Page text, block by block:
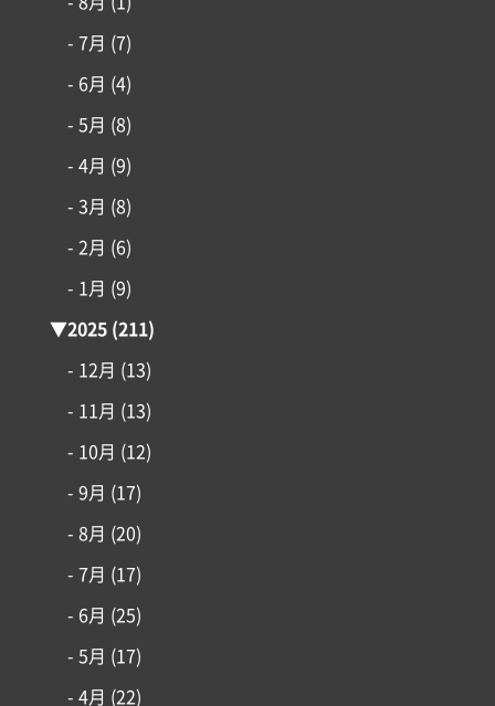
施工事例
アイフルホームについて
リフォーム・リノベーション
- 7月 (7)
- 6月 (4)
- 5月 (8)
- 4月 (9)
- 3月 (8)
- 2月 (6)
- 1月 (9)
▼2025(211)
- 12月 (13)
- 11月 (13)
- 10月 (12)
- 9月 (17)
- 8月 (20)
- 7月 (17)
- 6月 (25)
- 5月 (17)
- 4月 (22)